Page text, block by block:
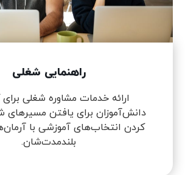
راهنمایی شغلی
ارائه خدمات مشاوره شغلی
دانش‌آموزان برای یافتن
کردن انتخاب‌های آموزشی با
بلندمدت‌شان.